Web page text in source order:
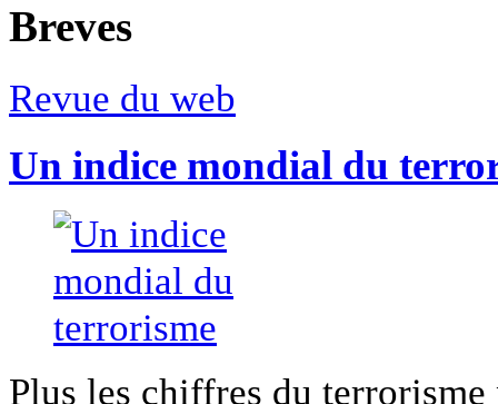
Breves
Revue du web
Un indice mondial du
Plus les chiffres du